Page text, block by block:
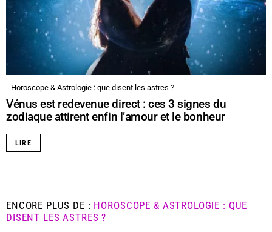
Horoscope & Astrologie : que disent les astres ?
Vénus est redevenue direct : ces 3 signes du
zodiaque attirent enfin l’amour et le bonheur
LIRE
ENCORE PLUS DE : HOROSCOPE & ASTROLOGIE : QUE
DISENT LES ASTRES ?